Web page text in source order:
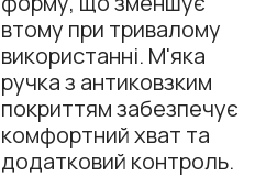
втому при тривалому
використанні. М'яка
ручка з антиковзким
покриттям забезпечує
комфортний хват та
додатковий контроль.